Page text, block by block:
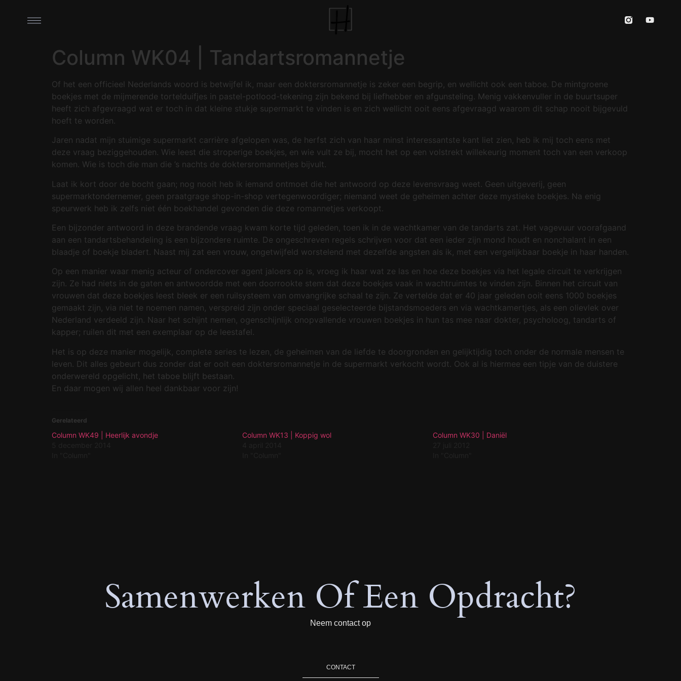
Column WK04 | Tandartsromannetje
Of het een officieel Nederlands woord is betwijfel ik, maar een doktersromannetje is zeker een begrip, en wellicht ook een taboe. De mintgroene
boekjes met de mijmerende tortelduifjes in pastel-potlood-tekening zijn bekend bij liefhebber en afgunsteling. Menig vakkenvuller in de buurtsuper
heeft zich afgevraagd wat er toch in dat kleine stukje supermarkt te vinden is en zich wellicht ooit eens afgevraagd waarom dit schap nooit bijgevuld
hoeft te worden.
Jaren nadat mijn stuimige supermarkt carrière afgelopen was, de herfst zich van haar minst interessantste kant liet zien, heb ik mij toch eens met
deze vraag beziggehouden. Wie leest die stroperige boekjes, en wie vult ze bij, mocht het op een volstrekt willekeurig moment toch van een verkoop
komen. Wie is toch die man die ’s nachts de doktersromannetjes bijvult.
Laat ik kort door de bocht gaan; nog nooit heb ik iemand ontmoet die het antwoord op deze levensvraag weet. Geen uitgeverij, geen
supermarktondernemer, geen praatgrage shop-in-shop vertegenwoordiger; niemand weet de geheimen achter deze mystieke boekjes. Na enig
speurwerk heb ik zelfs niet één boekhandel gevonden die deze romannetjes verkoopt.
Een bijzonder antwoord in deze brandende vraag kwam korte tijd geleden, toen ik in de wachtkamer van de tandarts zat. Het vagevuur voorafgaand
aan een tandartsbehandeling is een bijzondere ruimte. De ongeschreven regels schrijven voor dat een ieder zijn mond houdt en nonchalant in een
blaadje of boekje bladert. Naast mij zat een vrouw, ongetwijfeld worstelend met dezelfde angsten als ik, met een vergelijkbaar boekje in haar handen.
Op een manier waar menig acteur of ondercover agent jaloers op is, vroeg ik haar wat ze las en hoe deze boekjes via het legale circuit te verkrijgen
zijn. Ze had niets in de gaten en antwoordde met een doorrookte stem dat deze boekjes vaak in wachtruimtes te vinden zijn. Binnen het circuit van
vrouwen dat deze boekjes leest bleek er een ruilsysteem van omvangrijke schaal te zijn. Ze vertelde dat er 40 jaar geleden ooit eens 1000 boekjes
gemaakt zijn, via niet te noemen namen, verspreid zijn onder speciaal geselecteerde bijstandsmoeders en via wachtkamertjes, als een olievlek over
Nederland verdeeld zijn. Naar het schijnt nemen, ogenschijnlijk onopvallende vrouwen boekjes in hun tas mee naar dokter, psycholoog, tandarts of
kapper; ruilen dit met een exemplaar op de leestafel.
Het is op deze manier mogelijk, complete series te lezen, de geheimen van de liefde te doorgronden en gelijktijdig toch onder de normale mensen te
leven. Dit alles gebeurt dus zonder dat er ooit een doktersromannetje in de supermarkt verkocht wordt. Ook al is hiermee een tipje van de duistere
onderwereld opgelicht, het taboe blijft bestaan.
En daar mogen wij allen heel dankbaar voor zijn!
Gerelateerd
Column WK49 | Heerlijk avondje
Column WK13 | Koppig wol
Column WK30 | Daniël
Samenwerken Of Een Opdracht?
Neem contact op
CONTACT